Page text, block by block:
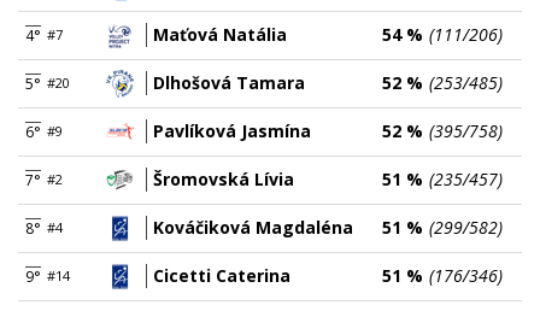
4° #7 Maťová Natália 54 % (111/206)
5° #20 Dlhošová Tamara 52 % (253/485)
6° #9 Pavlíková Jasmína 52 % (395/758)
7° #2 Šromovská Lívia 51 % (235/457)
8° #4 Kováčiková Magdaléna 51 % (299/582)
9° #14 Cicetti Caterina 51 % (176/346)